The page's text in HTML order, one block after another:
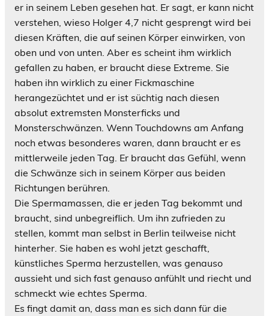
er in seinem Leben gesehen hat. Er sagt, er kann nicht
verstehen, wieso Holger 4,7 nicht gesprengt wird bei
diesen Kräften, die auf seinen Körper einwirken, von
oben und von unten. Aber es scheint ihm wirklich
gefallen zu haben, er braucht diese Extreme. Sie
haben ihn wirklich zu einer Fickmaschine
herangezüchtet und er ist süchtig nach diesen
absolut extremsten Monsterficks und
Monsterschwänzen. Wenn Touchdowns am Anfang
noch etwas besonderes waren, dann braucht er es
mittlerweile jeden Tag. Er braucht das Gefühl, wenn
die Schwänze sich in seinem Körper aus beiden
Richtungen berühren.
Die Spermamassen, die er jeden Tag bekommt und
braucht, sind unbegreiflich. Um ihn zufrieden zu
stellen, kommt man selbst in Berlin teilweise nicht
hinterher. Sie haben es wohl jetzt geschafft,
künstliches Sperma herzustellen, was genauso
aussieht und sich fast genauso anfühlt und riecht und
schmeckt wie echtes Sperma.
Es fingt damit an, dass man es sich dann für die